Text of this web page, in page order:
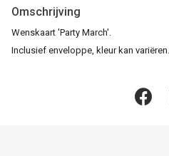
Omschrijving
Wenskaart 'Party March'.
Inclusief enveloppe, kleur kan variëren.